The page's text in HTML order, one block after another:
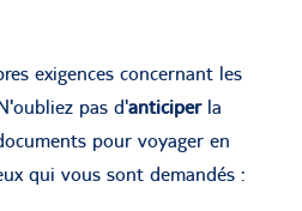
exigences concernant les
pas d'anticiperla
pour voyager en
qui vous sont demandés :